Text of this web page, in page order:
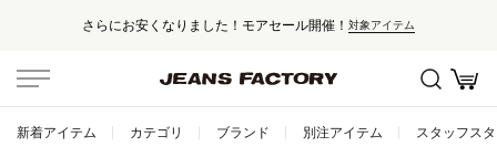
さらにお安くなりました！モアセール開催！ 対象アイテム
新着アイテム カテゴリ ブランド 別注アイテム スタッフス